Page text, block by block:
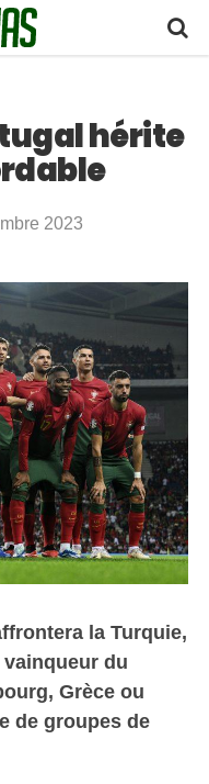
hérite
2023
la Turquie,
du
Grèce ou
de groupes de